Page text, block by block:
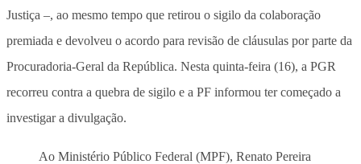
Justiça –, ao mesmo tempo que retirou o sigilo da colaboração
premiada e devolveu o acordo para revisão de cláusulas por parte da
Procuradoria-Geral da República. Nesta quinta-feira (16), a PGR
recorreu contra a quebra de sigilo e a PF informou ter começado a
investigar a divulgação.
Ao Ministério Público Federal (MPF), Renato Pereira